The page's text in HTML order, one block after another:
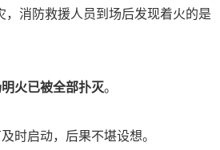
消防救援人员到场后发现着火的是
火已被全部扑灭。
时启动，后果不堪设想。